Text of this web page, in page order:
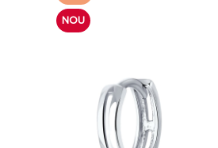
NOU